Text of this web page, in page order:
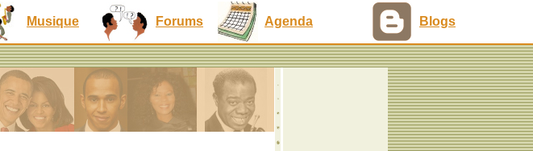
Musique Forums Agenda Blogs